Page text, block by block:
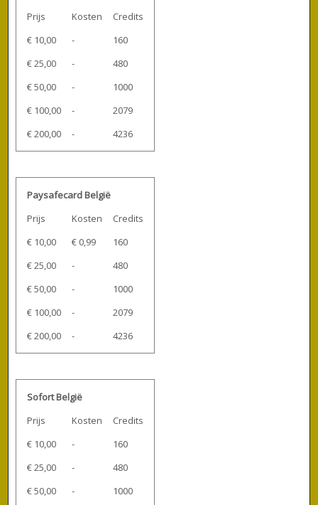
Prijs
Kosten
Credits
€ 10,00
-
160
€ 25,00
-
480
€ 50,00
-
1000
€ 100,00
-
2079
€ 200,00
- 4236
Paysafecard België
Prijs
Kosten
Credits
€ 10,00
€ 0,99
160
€ 25,00
-
480
€ 50,00
-
1000
€ 100,00
-
2079
€ 200,00
- 4236
Sofort België
Prijs
Kosten
Credits
€ 10,00
-
160
€ 25,00
-
480
€ 50,00
-
1000